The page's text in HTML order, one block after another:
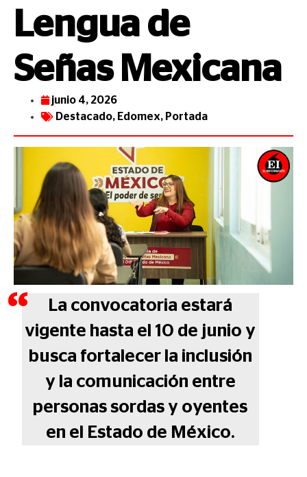
Lengua de
Señas Mexicana
junio 4, 2026
Destacado, Edomex, Portada
La convocatoria estará
vigente hasta el 10 de junio y
busca fortalecer la inclusión
y la comunicación entre
personas sordas y oyentes
en el Estado de México.